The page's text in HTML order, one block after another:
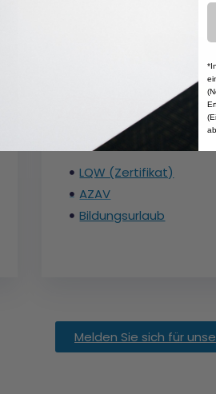
LQW (Zertifikat)
AZAV
Bildungsurlaub
Melden Sie sich für